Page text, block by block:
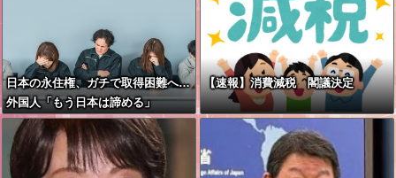
日本の永住権、ガチで取得困難へ…
外国人「もう日本は諦める」
【速報】消費減税 閣議決定